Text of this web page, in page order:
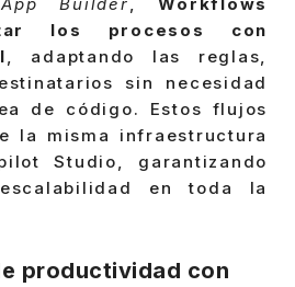
los procesos con
, adaptando las reglas,
sin necesidad
de código. Estos flujos
la misma infraestructura
Studio, garantizando
en toda la
productividad con